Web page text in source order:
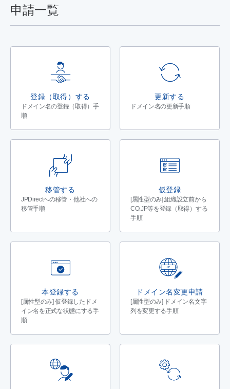
申請一覧
登録（取得）する
ドメイン名の登録（取得）手
順
更新する
ドメイン名の更新手順
移管する
JPDirectへの移管・他社への
移管手順
仮登録
[属性型のみ] 組織設立前から
CO.JP等を登録（取得）する
手順
本登録する
[属性型のみ] 仮登録したドメ
イン名を正式な状態にする手
順
ドメイン名変更申請
[属性型のみ] ドメイン名文字
列を変更する手順